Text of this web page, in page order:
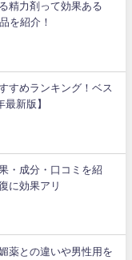
精力剤って効果ある
を紹介！
すめランキング！ベス
最新版】
・成分・口コミを紹
に効果アリ
薬との違いや男性用を